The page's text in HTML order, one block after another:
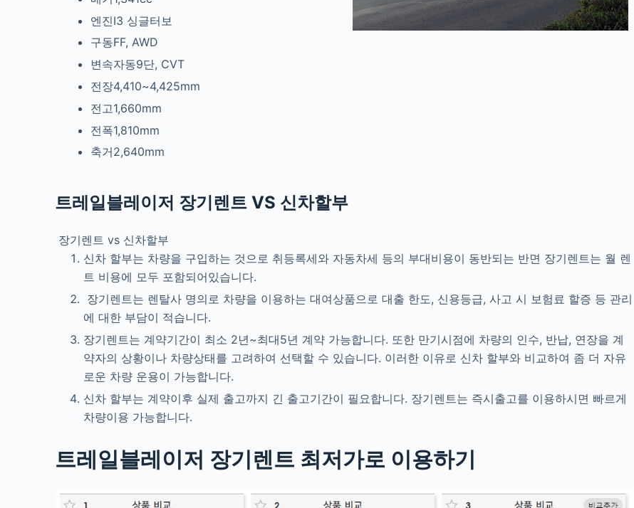
엔진I3 싱글터보
구동FF, AWD
변속자동9단, CVT
전장4,410~4,425mm
전고1,660mm
전폭1,810mm
축거2,640mm
트레일블레이저 장기렌트 VS 신차할부
장기렌트 vs 신차할부
신차 할부는 차량을 구입하는 것으로 취등록세와 자동차세 등의 부대비용이 동반되는 반면 장기렌트는 월 렌
트 비용에 모두 포함되어있습니다.
장기렌트는 렌탈사 명의로 차량을 이용하는 대여상품으로 대출 한도, 신용등급, 사고 시 보험료 할증 등 관리
에 대한 부담이 적습니다.
장기렌트는 계약기간이 최소 2년~최대5년 계약 가능합니다. 또한 만기시점에 차량의 인수, 반납, 연장을 계
약자의 상황이나 차량상태를 고려하여 선택할 수 있습니다. 이러한 이유로 신차 할부와 비교하여 좀 더 자유
로운 차량 운용이 가능합니다.
신차 할부는 계약이후 실제 출고까지 긴 출고기간이 필요합니다. 장기렌트는 즉시출고를 이용하시면 빠르게
차량이용 가능합니다.
트레일블레이저 장기렌트 최저가로 이용하기